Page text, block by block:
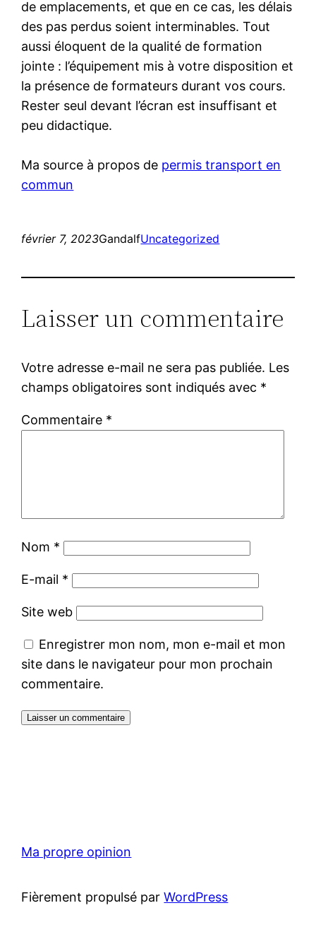
de emplacements, et que en ce cas, les délais
des pas perdus soient interminables. Tout
aussi éloquent de la qualité de formation
jointe : l’équipement mis à votre disposition et
la présence de formateurs durant vos cours.
Rester seul devant l’écran est insuffisant et
peu didactique.
Ma source à propos de permis transport en
commun
février 7, 2023GandalfUncategorized
Laisser un commentaire
Votre adresse e-mail ne sera pas publiée. Les
champs obligatoires sont indiqués avec *
Commentaire *
Nom *
E-mail *
Site web
Enregistrer mon nom, mon e-mail et mon
site dans le navigateur pour mon prochain
commentaire.
Ma propre opinion
Fièrement propulsé parWordPress